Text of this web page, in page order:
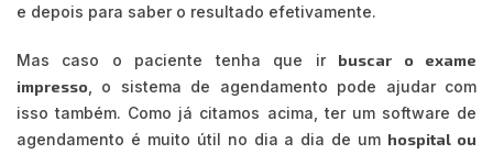
e depois para saber o resultado efetivamente.
Mas caso o paciente tenha que ir buscar o exame
impresso , o sistema de agendamento pode ajudar com
isso também. Como já citamos acima, ter um software de
agendamento é muito útil no dia a dia de um hospital ou